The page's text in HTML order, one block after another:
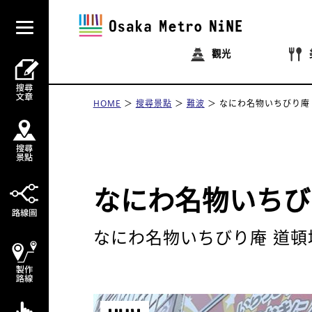
觀光
HOME 搜尋景點 難波 なにわ名物いちびり
なにわ名物いち
なにわ名物いちびり庵 道頓